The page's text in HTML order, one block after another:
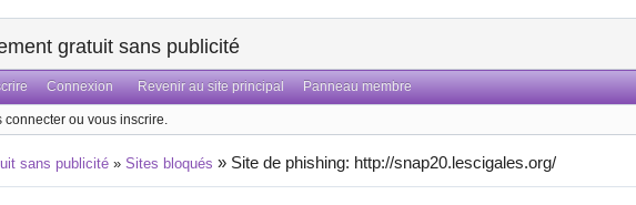
gratuit sans publicité
Connexion Revenir au site principal Panneau membre
connecter ou vous inscrire.
sans publicité »Sites bloqués » Site de phishing: http://snap20.lescigales.org/